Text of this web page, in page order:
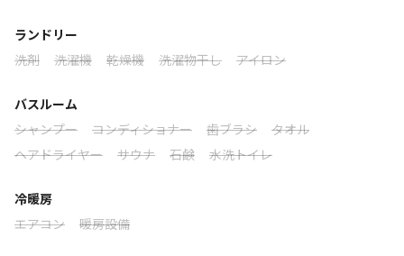
す。
虫対策、雨対策（テント）、夜間の灯りなど準備頂きますとより
消耗品（炭、BBQ用網、洗濯粉、調味料など）は別料金になりま
す。
≪駐車場≫
約20台
ランドリー
洗剤
洗濯機 乾燥機 洗濯物干し アイロン
バスルーム
シャンプー
コンディショナー 歯ブラシ
タオル
ヘアドライヤー
サウナ 石鹸 水洗トイレ
冷暖房
エアコン
暖房設備
407m
まったり
落ち着く
ソロ